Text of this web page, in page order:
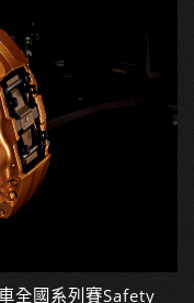
全國系列賽Safety